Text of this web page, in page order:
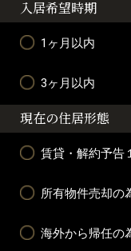
入居希望時期
1ヶ月以内
3ヶ月以内
現在の住居形態
賃貸・解約予告
所有物件売却の
海外から帰任の